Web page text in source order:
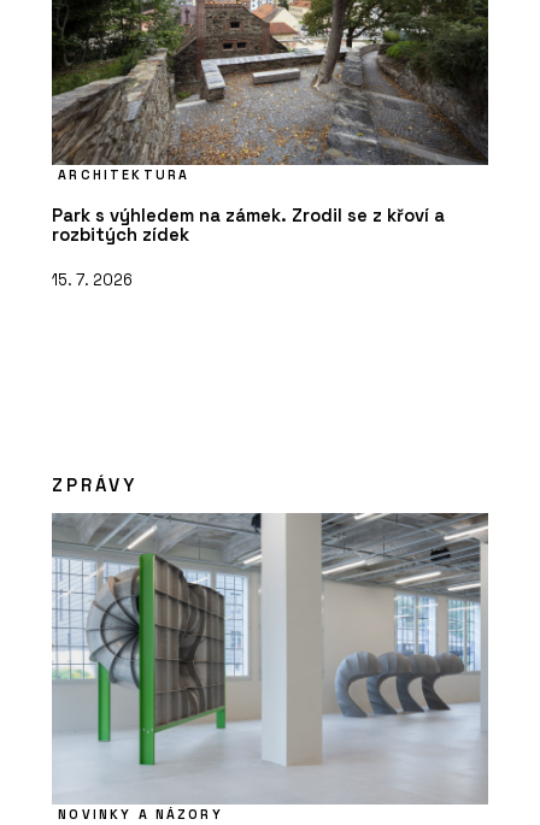
ARCHITEKTURA
Park s výhledem na zámek. Zrodil se z křoví a
rozbitých zídek
15. 7. 2026
ZPRÁVY
NOVINKY A NÁZORY